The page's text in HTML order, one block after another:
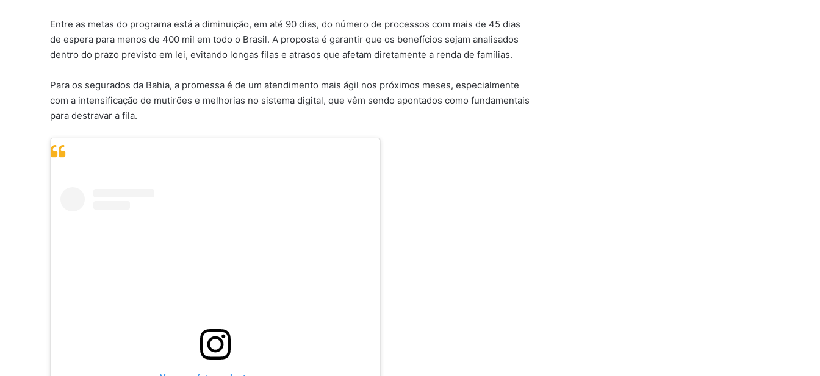
Entre as metas do programa está a diminuição, em até 90 dias, do número de processos com mais de 45 dias
de espera para menos de 400 mil em todo o Brasil. A proposta é garantir que os benefícios sejam analisados
dentro do prazo previsto em lei, evitando longas filas e atrasos que afetam diretamente a renda de famílias.
Para os segurados da Bahia, a promessa é de um atendimento mais ágil nos próximos meses, especialmente
com a intensificação de mutirões e melhorias no sistema digital, que vêm sendo apontados como fundamentais
para destravar a fila.